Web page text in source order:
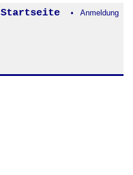
Startseite • Anmeldung